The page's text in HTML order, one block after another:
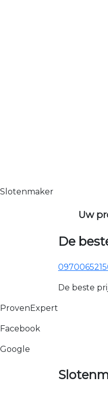
Slotenmaker
Uw
De
De beste
ProvenExpert
Facebook
Google